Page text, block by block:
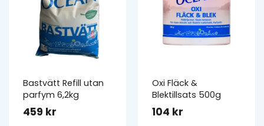
Bastvätt Refill utan
parfym 6,2kg
459 kr
Oxi Fläck &
Blektillsats 500g
104 kr